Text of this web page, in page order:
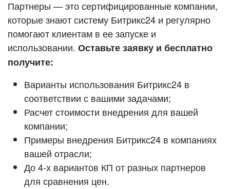
ВХОД
ВХОД
Смотреть видеокейсы
Партнеры — это сертифицированные компании,
которые знают систему Битрикс24 и регулярно
помогают клиентам в ее запуске и
использовании. Оставьте заявку и бесплатно
получите:
Варианты использования Битрикс24 в
соответствии с вашими задачами;
Расчет стоимости внедрения для вашей
компании;
Примеры внедрения Битрикс24 в компаниях
вашей отрасли;
До 4-х вариантов КП от разных партнеров
для сравнения цен.